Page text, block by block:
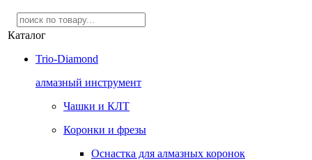
Каталог
Trio-Diamond
алмазный инструмент
Чашки и КЛТ
Коронки и фрезы
Оснастка для алмазных коронок